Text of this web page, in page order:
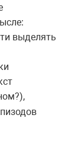
:
выделять